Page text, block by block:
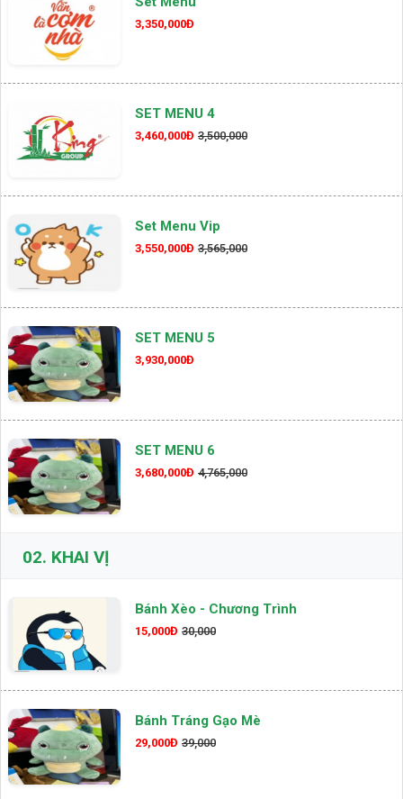
3,350,000Đ
SET MENU 4
3,460,000Đ 3,500,000
Set Menu Vip
3,550,000Đ 3,565,000
SET MENU 5
3,930,000Đ
SET MENU 6
3,680,000Đ 4,765,000
02. KHAI VỊ
Bánh Xèo - Chương Trình
15,000Đ 30,000
Bánh Tráng Gạo Mè
29,000Đ 39,000